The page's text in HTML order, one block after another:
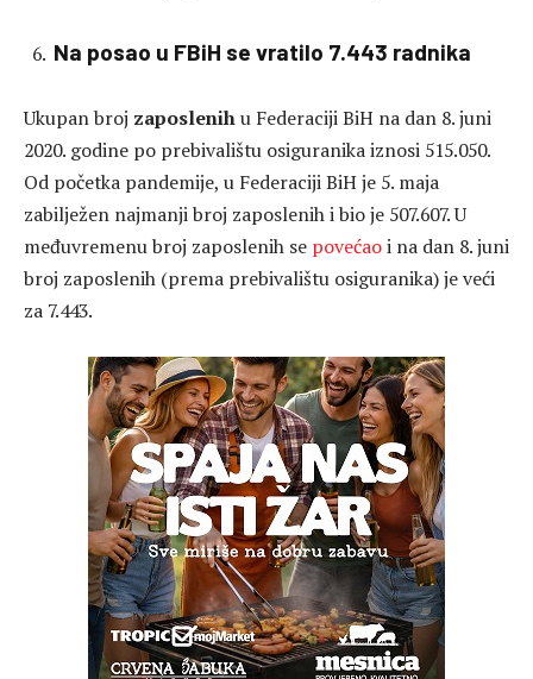
Na posao u FBiH se vratilo 7.443 radnika
Ukupan broj zaposlenihu Federaciji BiH na dan 8. juni
2020. godine po prebivalištu osiguranika iznosi 515.050.
Od početka pandemije, u Federaciji BiH je 5. maja
zabilježen najmanji broj zaposlenih i bio je 507.607. U
međuvremenu broj zaposlenih se povećaoi na dan 8. juni
broj zaposlenih (prema prebivalištu osiguranika) je veći
za 7.443.